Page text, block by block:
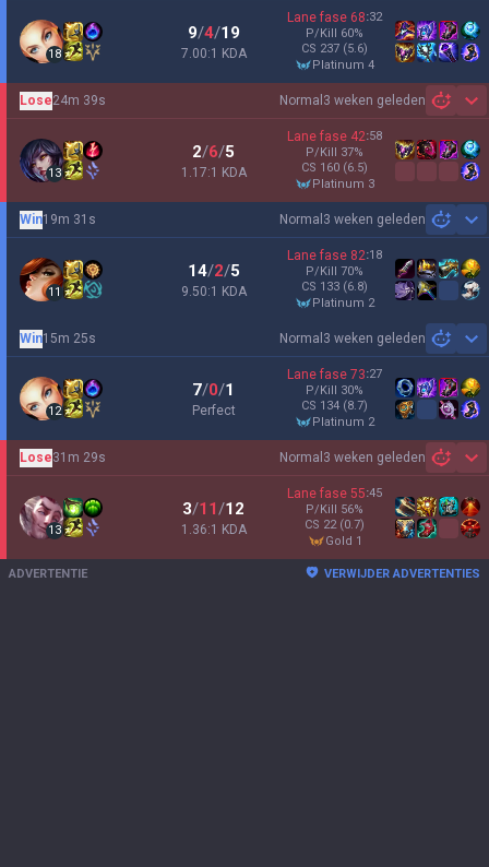
18
9/4/19
7.00:1 KDA
Lane fase 68:32
P/Kill 60%
CS 237 (5.6)
platinum 4
Normal 3 weken geleden
Lose24m 39s
13
2/6/5
1.17:1 KDA
Lane fase 42:58
P/Kill 37%
CS 160 (6.5)
platinum 3
Normal 3 weken geleden
Win19m 31s
11
14/2/5
9.50:1 KDA
Lane fase 82:18
P/Kill 70%
CS 133 (6.8)
platinum 2
Normal 3 weken geleden
Win15m 25s
12
7/0/1
Perfect
Lane fase 73:27
P/Kill 30%
CS 134 (8.7)
platinum 2
Normal 3 weken geleden
Lose31m 29s
13
3/11/12
1.36:1 KDA
Lane fase 55:45
P/Kill 56%
CS 22 (0.7)
gold 1
ADVERTENTIE VERWIJDER ADVERTENTIES